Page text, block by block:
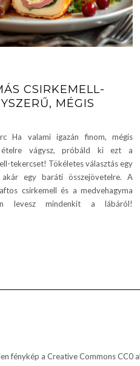
CSIRKEMELL-
MÉGIS
Ha valami igazán finom, mégis
ételre vágysz, próbáld ki ezt a
tekercset! Tökéletes választás egy
egy baráti összejövetelre. A
csirkemell és a medvehagyma
levesz mindenkit a lábáról!
fénykép a Creative Commons CC0